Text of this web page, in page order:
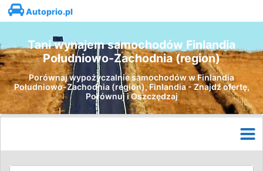
Autoprio.pl
Tani wynajem samochodów Finlandia
Południowo-Zachodnia (region)
Porównaj wypożyczalnie samochodów w Finlandia
Południowo-Zachodnia (region), Finlandia - Znajdź ofertę,
Porównuj i Oszczędzaj